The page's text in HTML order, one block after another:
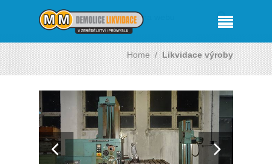
Home /Likvidace výroby